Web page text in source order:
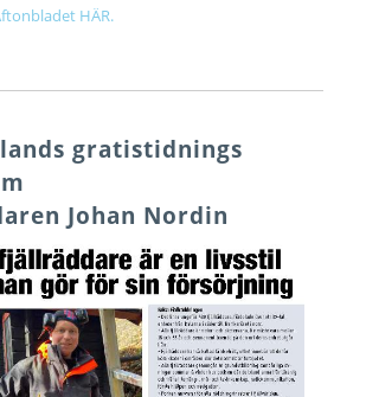
HÄR.
gratistidnings
Johan Nordin